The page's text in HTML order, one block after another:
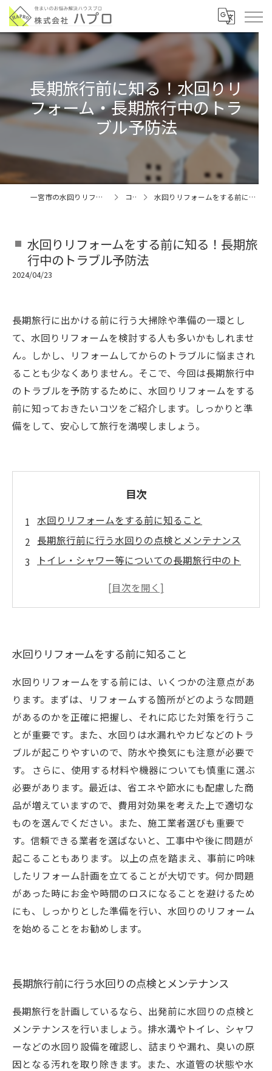
長期旅行前に知る！水回りリ
フォーム・長期旅行中のトラ
ブル予防法
一宮市の水回りリフォームなら株式会社ハプロ コラム 水回りリフォームをする前に知る！長期旅行中のトラブル予防法
水回りリフォームをする前に知る！長期旅
行中のトラブル予防法
2024/04/23
長期旅行に出かける前に行う大掃除や準備の一環とし
て、水回りリフォームを検討する人も多いかもしれませ
ん。しかし、リフォームしてからのトラブルに悩まされ
ることも少なくありません。そこで、今回は長期旅行中
のトラブルを予防するために、水回りリフォームをする
前に知っておきたいコツをご紹介します。しっかりと準
備をして、安心して旅行を満喫しましょう。
目次
水回りリフォームをする前に知ること
長期旅行前に行う水回りの点検とメンテナンス
トイレ・シャワー等についての長期旅行中のト
留守中の水道使用を制限する方法
水回りリフォームをする前に知ること
水回りリフォームをする前には、いくつかの注意点があ
ります。まずは、リフォームする箇所がどのような問題
があるのかを正確に把握し、それに応じた対策を行うこ
とが重要です。また、水回りは水漏れやカビなどのトラ
ブルが起こりやすいので、防水や換気にも注意が必要で
す。 さらに、使用する材料や機器についても慎重に選ぶ
必要があります。最近は、省エネや節水にも配慮した商
品が増えていますので、費用対効果を考えた上で適切な
ものを選んでください。また、施工業者選びも重要で
す。信頼できる業者を選ばないと、工事中や後に問題が
起こることもあります。 以上の点を踏まえ、事前に吟味
したリフォーム計画を立てることが大切です。何か問題
があった時にお金や時間のロスになることを避けるため
にも、しっかりとした準備を行い、水回りのリフォーム
を始めることをお勧めします。
長期旅行前に行う水回りの点検とメンテナンス
長期旅行を計画しているなら、出発前に水回りの点検と
メンテナンスを行いましょう。排水溝やトイレ、シャワ
ーなどの水回り設備を確認し、詰まりや漏れ、臭いの原
因となる汚れを取り除きます。また、水道管の状態や水